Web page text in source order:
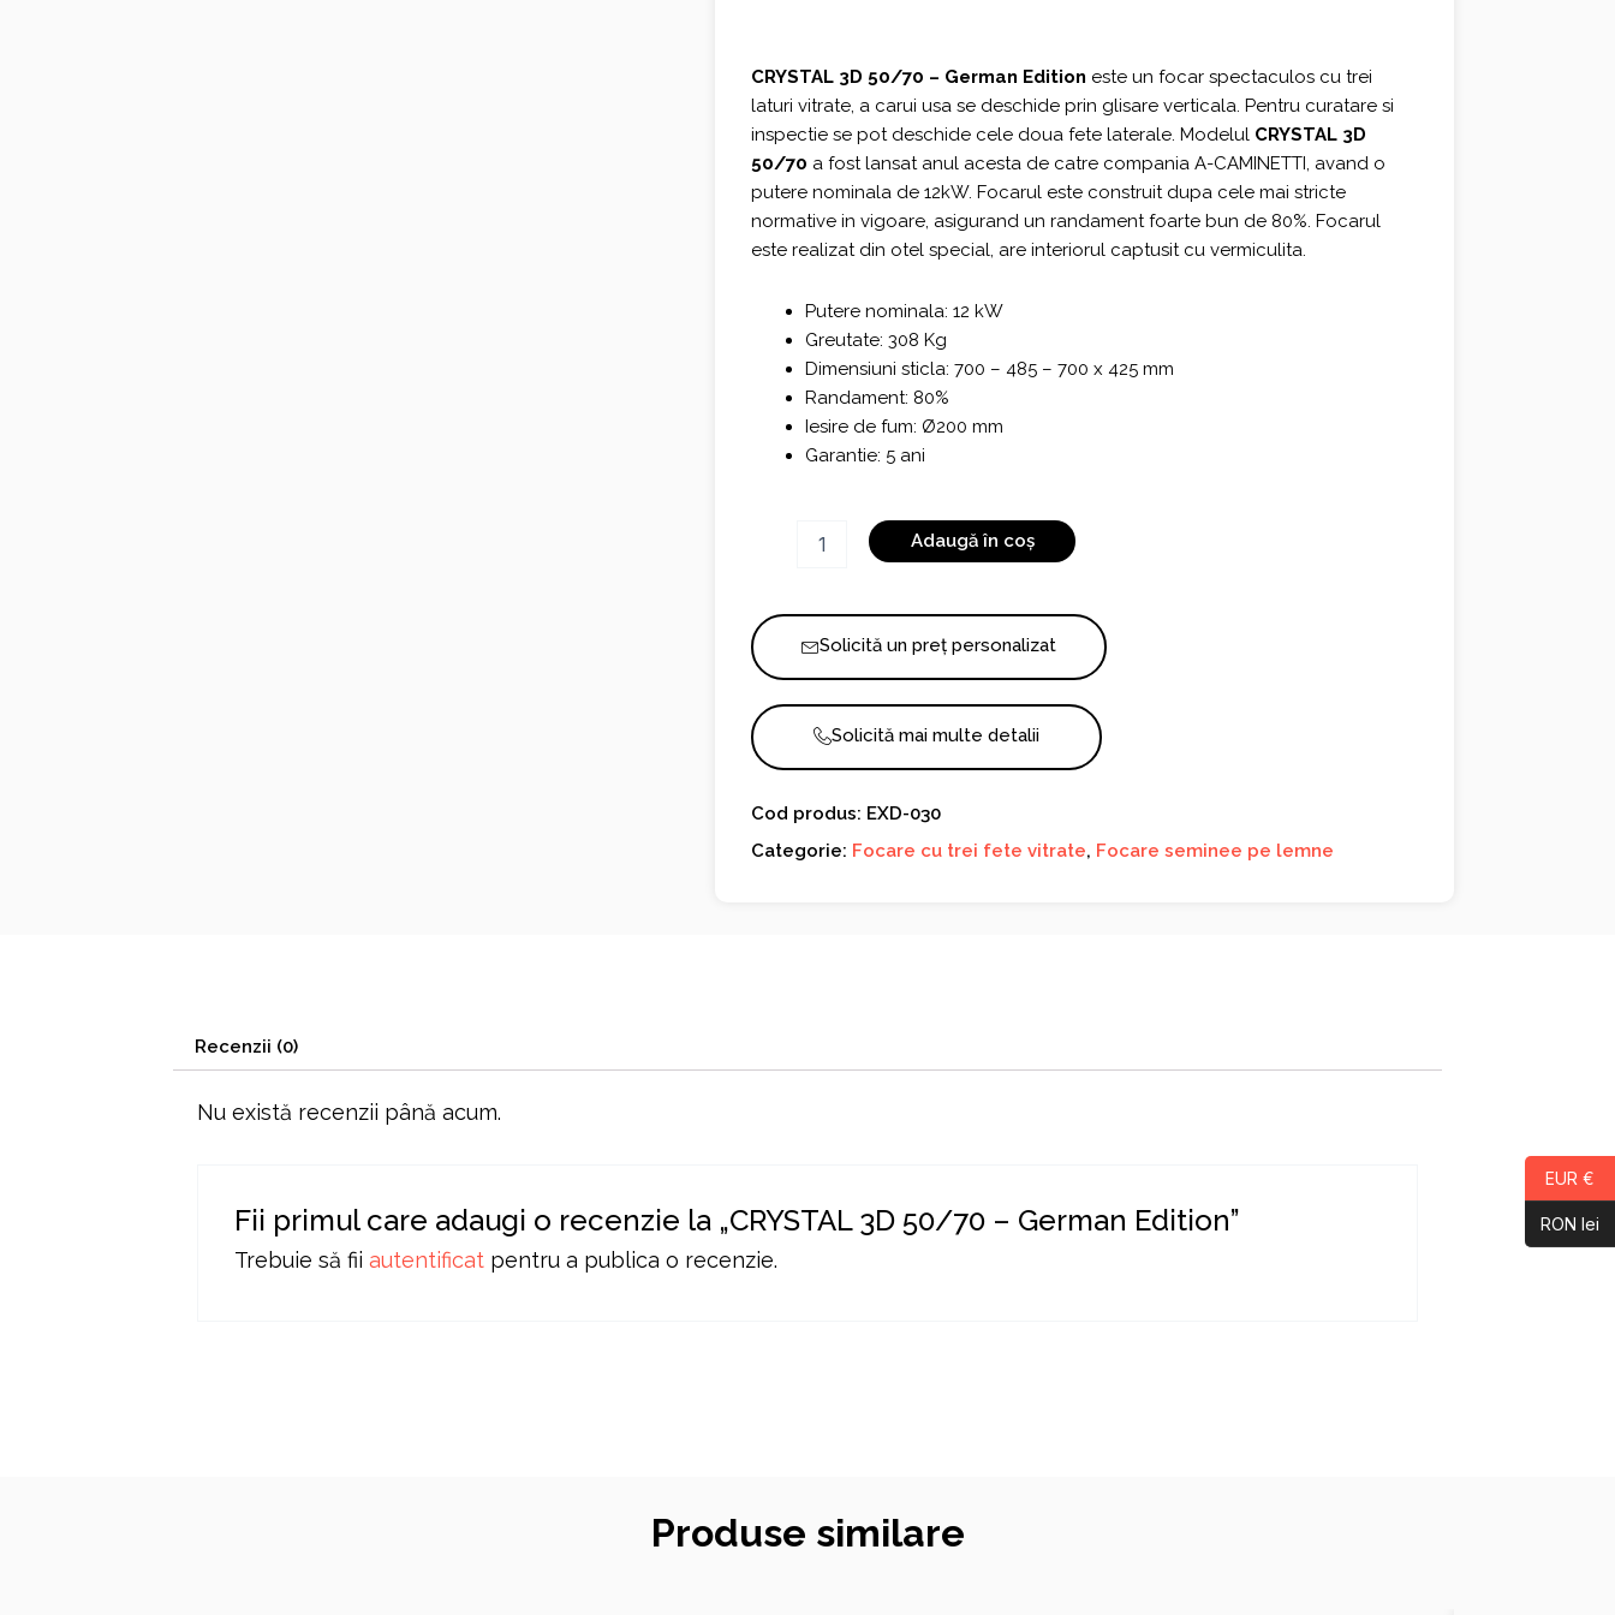
4.452,00 €.
CRYSTAL 3D 50/70 – German Edition este un focar spectaculos cu trei
laturi vitrate, a carui usa se deschide prin glisare verticala. Pentru curatare si
inspectie se pot deschide cele doua fete laterale. Modelul CRYSTAL 3D
50/70 a fost lansat anul acesta de catre compania A-CAMINETTI, avand o
putere nominala de 12kW. Focarul este construit dupa cele mai stricte
normative in vigoare, asigurand un randament foarte bun de 80%. Focarul
este realizat din otel special, are interiorul captusit cu vermiculita.
Putere nominala: 12 kW
Greutate: 308 Kg
Dimensiuni sticla: 700 – 485 – 700 x 425 mm
Randament: 80%
Iesire de fum: Ø200 mm
Garantie: 5 ani
CRYSTAL
-
German
Edition
Adaugă în coș
Solicită un preț personalizat
Solicită mai multe detalii
Cod produs: EXD-030
Categorie: Focare cu trei fete vitrate, Focare seminee pe lemne
Recenzii (0)
Nu există recenzii până acum.
Fii primul care adaugi o recenzie la „CRYSTAL 3D 50/70 – German Edition”
Trebuie să fiiautentificat pentru a publica o recenzie.
Produse similare
EUR €
RON lei